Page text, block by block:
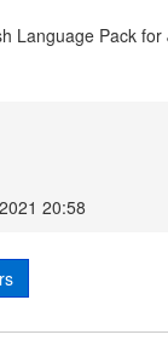
Language Pack for
20:58